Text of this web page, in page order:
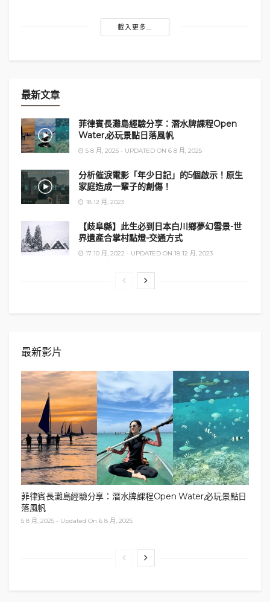
載入更多...
最新文章
菲律賓長灘島經驗分享：潛水牌課程Open
Water,必玩景點日落風帆
5 8 月, 2025 - UPDATED ON 6 8 月, 2025
分析催淚電影「年少日記」的5個啟示！原生
家庭造成一輩子的創傷！
18 12 月, 2023
【歧阜縣】此生必到日本白川鄉夢幻雪景-世
界遺產合掌村點燈-交通方式
17 10 月, 2022 - UPDATED ON 18 12 月, 2023
最新影片
菲律賓長灘島經驗分享：潛水牌課程Open Water,必玩景點日
落風帆
5 8 月, 2025 - Updated On 6 8 月, 2025